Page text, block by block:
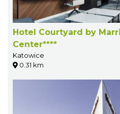
Hotel Courtyard by
Center****
Katowice
0.31 km